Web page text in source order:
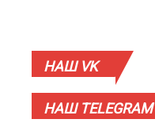
НАШVK
НАШTELEGRAM